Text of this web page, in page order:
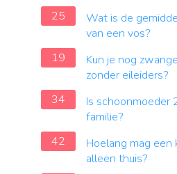
25
Wat is de
van een vos?
19
Kun je nog
zonder eileiders?
34
Is schoonmoeder
familie?
42
Hoelang mag een
alleen thuis?